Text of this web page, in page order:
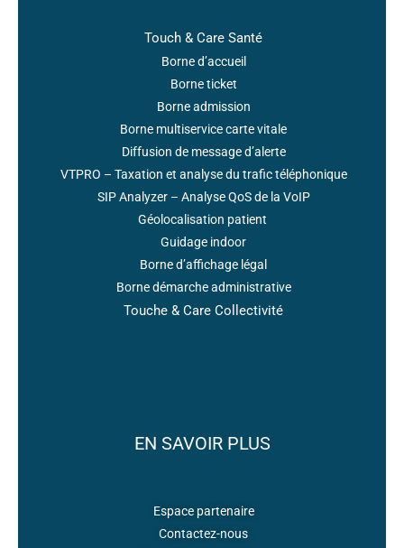
Touch & Care Santé
Borne d’accueil
Borne ticket
Borne admission
Borne multiservice carte vitale
Diffusion de message d’alerte
VTPRO – Taxation et analyse du trafic téléphonique
SIP Analyzer – Analyse QoS de la VoIP
Géolocalisation patient
Guidage indoor
Borne d’affichage légal
Borne démarche administrative
Touche & Care Collectivité
EN SAVOIR PLUS
Espace partenaire
Contactez-nous